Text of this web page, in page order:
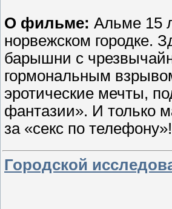
О фильме: Альме 15
норвежском городке.
барышни с
гормональным
эротические мечты,
фантазии». И только
за «секс по телефону»!
Городской